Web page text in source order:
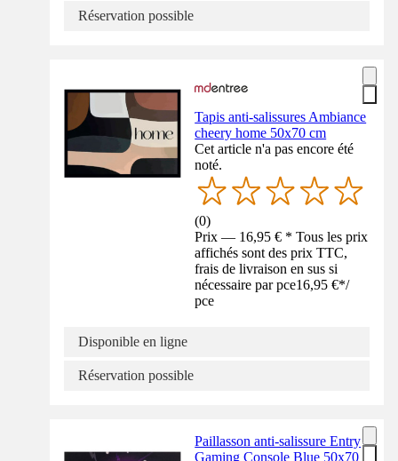
Réservation possible
Tapis anti-salissures Ambiance
cheery home 50x70 cm
Cet article n'a pas encore été
noté.
(0)
Prix — 16,95 € * Tous les prix
affichés sont des prix TTC,
frais de livraison en sus si
nécessaire par pce16,95 €*/
pce
Disponible en ligne
Réservation possible
Paillasson anti-salissure Entry
Gaming Console Blue 50x70